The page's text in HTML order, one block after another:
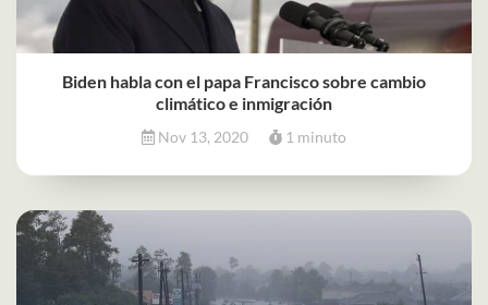
Biden habla con el papa Francisco sobre cambio
climático e inmigración
Nov 13, 2020 1 minuto